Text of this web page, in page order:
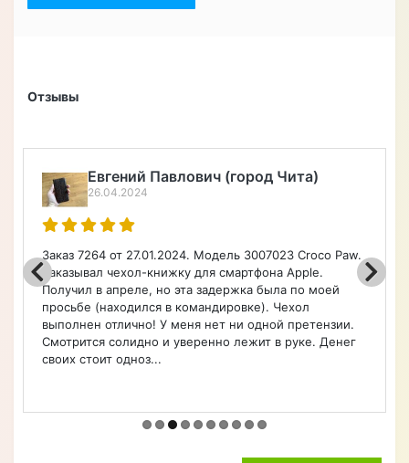
Отзывы
Алексей Верегин
22.04.2024
Порадовал широкий ассортимент по каталогу на
чехлы, очень быстро оформил заказ. Чехол удобный.
Советую.